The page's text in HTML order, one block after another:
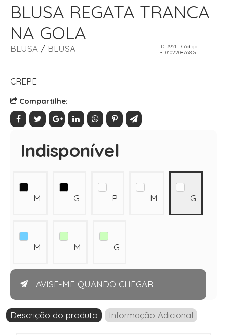
BLUSA REGATA TRANCA
NA GOLA
BLUSA / BLUSA
ID: 3951 - Código
BL01022087.68.G
CREPE
Compartilhe:
Indisponível
M G P M G
M M G
AVISE-ME QUANDO CHEGAR
Descrição do produto Informação Adicional